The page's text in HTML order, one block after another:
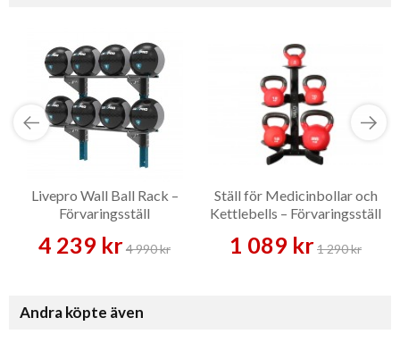
Livepro Wall Ball Rack –
Förvaringsställ
4 239 kr4 990 kr
Ställ för Medicinbollar och
Kettlebells – Förvaringsställ
1 089 kr1 290 kr
Andra köpte även